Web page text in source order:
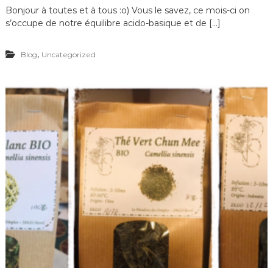
Bonjour à toutes et à tous :o) Vous le savez, ce mois-ci on
s’occupe de notre équilibre acido-basique et de […]
Blog, Uncategorized